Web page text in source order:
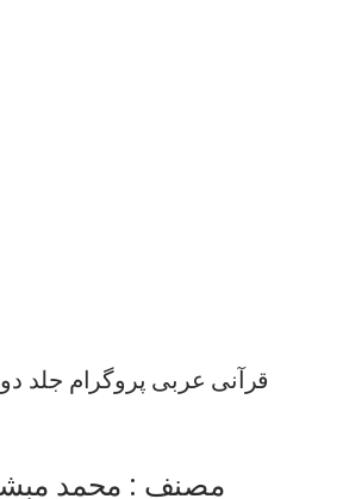
قرآنی عربی پروگرام جلد
مصنف : محمد